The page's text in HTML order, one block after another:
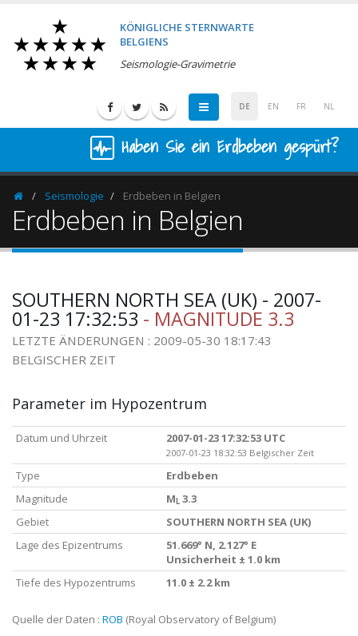
KÖNIGLICHE STERNWARTE
BELGIENS
Seismologie-Gravimetrie
DE EN FR NL
Haben Sie ein Erdbeben gespürt?
HomepageSeismologie Erdbeben in Belgien
Erdbeben in Belgien
SOUTHERN NORTH SEA (UK) - 2007-
01-23 17:32:53 - MAGNITUDE 3.3
LETZTE ÄNDERUNGEN : 2009-05-30 18:17:43
BELGISCHER ZEIT
Parameter im Hypozentrum
Datum und Uhrzeit 2007-01-23 17:32:53 UTC
2007-01-23 18:32:53 Belgischer Zeit
Type
Erdbeben
Magnitude
M L 3.3
Gebiet
SOUTHERN NORTH SEA (UK)
Lage des Epizentrums
51.669° N, 2.127° E
Unsicherheit ± 1.0 km
Tiefe des Hypozentrums
11.0 ± 2.2 km
Quelle der Daten : ROB (Royal Observatory of Belgium)